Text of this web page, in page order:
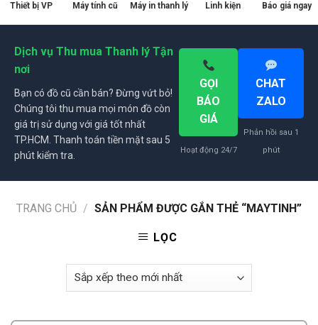
Thiết bị VP Máy tính cũ Máy in thanh lý Linh kiện Báo giá ngay
Dịch vụ Thu mua Thanh lý Tận
nơi
Bạn có đồ cũ cần bán? Đừng vứt bỏ!
Chúng tôi thu mua mọi món đồ còn
giá trị sử dụng với giá tốt nhất
TP.HCM. Thanh toán tiền mặt sau 5
phút kiểm tra.
GỌI
BÁO
GIÁ
Hoạt động 24/7
CHAT
ZALO
Phản hồi sau 1
phút
TRANG CHỦ / SẢN PHẨM ĐƯỢC GẮN THẺ “MAYTINH”
LỌC